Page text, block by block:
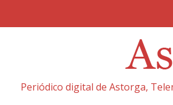
Periódico digital de Astorga,